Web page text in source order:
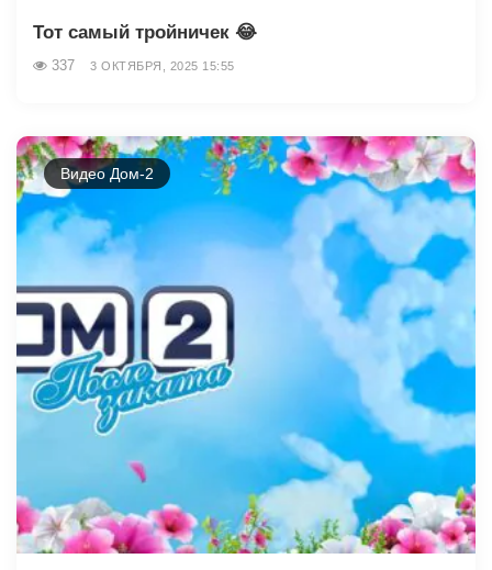
Тот самый тройничек 😂
337 3 ОКТЯБРЯ, 2025 15:55
Видео Дом-2